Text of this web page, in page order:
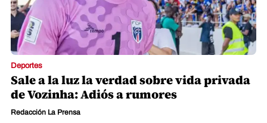
Deportes
Sale a la luz la verdad sobre vida privada
de Vozinha: Adiós a rumores
Redacción La Prensa